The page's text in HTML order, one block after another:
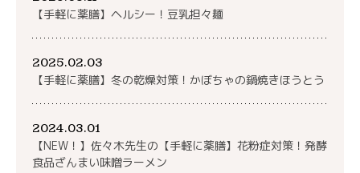
【手軽に薬膳】ヘルシー！豆乳担々麺
2025.02.03
【手軽に薬膳】冬の乾燥対策！かぼちゃの鍋焼きほうとう
2024.03.01
【NEW！】佐々木先生の【手軽に薬膳】花粉症対策！発酵
食品ざんまい味噌ラーメン